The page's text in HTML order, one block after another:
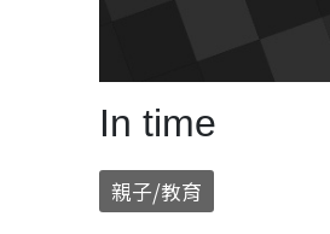
In time
親子/教育